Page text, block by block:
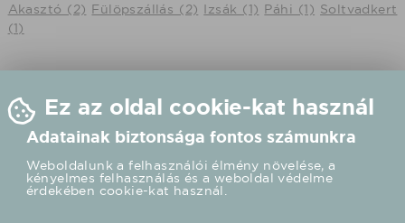
Akasztó (2) Fülöpszállás (2) Izsák (1) Páhi (1) Soltvadkert
(1)
Ez az oldal cookie-kat használ
Adatainak biztonsága fontos számunkra
Weboldalunk a felhasználói élmény növelése, a
kényelmes felhasználás és a weboldal védelme
érdekében cookie-kat használ.